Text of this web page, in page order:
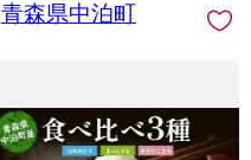
青森県中泊町